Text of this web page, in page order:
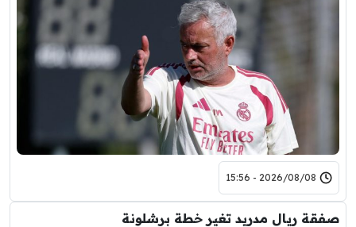
2026/08/08 - 15:56
صفقة ريال مدريد تغير خطة برشلونة